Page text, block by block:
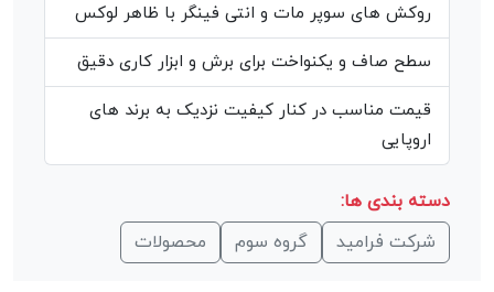
روکش های سوپر مات و انتی فینگر با ظاهر لوکس
سطح صاف و یکنواخت برای برش و ابزار کاری دقیق
قیمت مناسب در کنار کیفیت نزدیک به برند های
اروپایی
دسته بندی ها:
شرکت فرامید
گروه سوم محصولات